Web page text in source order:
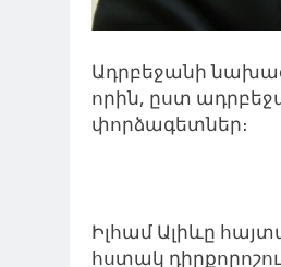
Ադրբեջանի
որին, ըստ
փորձագետներ։
Իլհամ Ալիևը
հստակ